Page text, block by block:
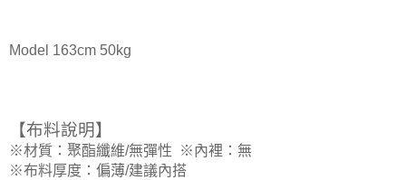
Model 163cm 50kg
【布料說明】
※材質：聚酯纖維/無彈性 ※內裡：無
※布料厚度：偏薄/建議內搭